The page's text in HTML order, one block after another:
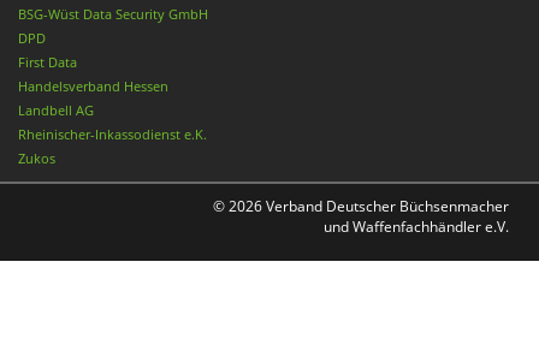
BSG-Wüst Data Security GmbH
DPD
First Data
Handelsverband Hessen
Landbell AG
Rheinischer-Inkassodienst e.K.
Zukos
© 2026 Verband Deutscher Büchsenmacher
und Waffenfachhändler e.V.